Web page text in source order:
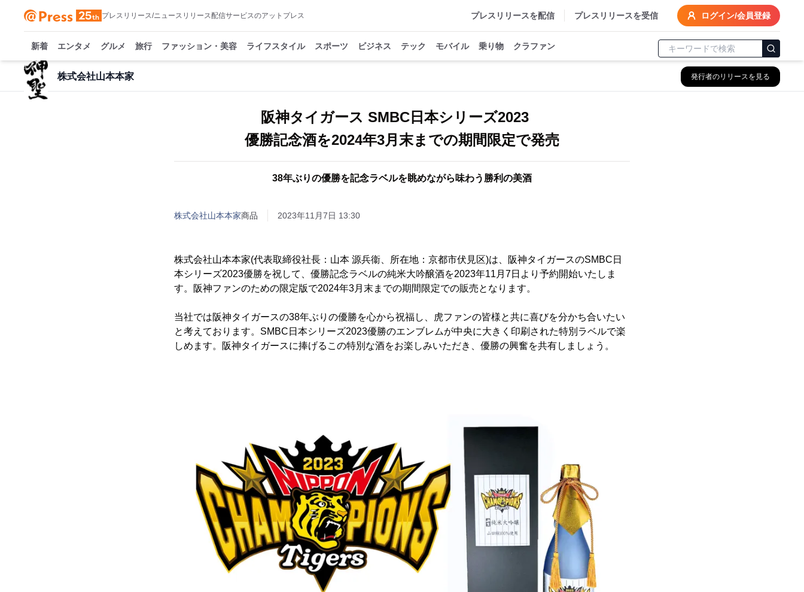
プレスリリース/ニュースリリース配信サービスのアットプレス プレスリリースを配信 プレスリリースを受信 ログイン/会員登録
新着 エンタメ グルメ 旅行 ファッション・美容 ライフスタイル スポーツ ビジネス テック モバイル 乗り物 クラファン
株式会社山本本家 発行者のリリースを見る
阪神タイガース SMBC日本シリーズ2023
優勝記念酒を2024年3月末までの期間限定で発売
38年ぶりの優勝を記念ラベルを眺めながら味わう勝利の美酒
株式会社山本本家商品 2023年11月7日 13:30
株式会社山本本家(代表取締役社長：山本 源兵衞、所在地：京都市伏見区)は、阪神タイガースのSMBC日
本シリーズ2023優勝を祝して、優勝記念ラベルの純米大吟醸酒を2023年11月7日より予約開始いたしま
す。阪神ファンのための限定版で2024年3月末までの期間限定での販売となります。
当社では阪神タイガースの38年ぶりの優勝を心から祝福し、虎ファンの皆様と共に喜びを分かち合いたい
と考えております。SMBC日本シリーズ2023優勝のエンブレムが中央に大きく印刷された特別ラベルで楽
しめます。阪神タイガースに捧げるこの特別な酒をお楽しみいただき、優勝の興奮を共有しましょう。